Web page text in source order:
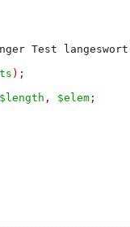
Test langeswort
);
$length , $elem;